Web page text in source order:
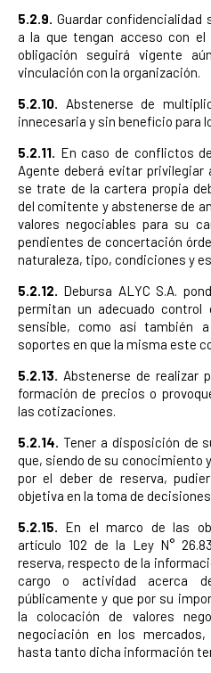
5.2.9. Guardar confidencialidad
a la que tengan acceso con
obligación seguirá vigente
vinculación con la organización.
5.2.10. Abstenerse de
innecesaria y sin beneficio para
5.2.11. En caso de conflictos
Agente deberá evitar privilegiar
se trate de la cartera propia
del comitente y abstenerse de
valores negociables para su
pendientes de concertación
naturaleza, tipo, condiciones y
5.2.12. Debursa ALYC S.A.
permitan un adecuado
sensible, como así también
soportes en que la misma este
5.2.13. Abstenerse de realizar
formación de precios o
las cotizaciones.
5.2.14. Tener a disposición de
que, siendo de su conocimiento
por el deber de reserva,
objetiva en la toma de
5.2.15. En el marco de las
artículo 102 de la Ley N°
reserva, respecto de la
cargo o actividad acerca
públicamente y que por su
la colocación de valores
negociación en los
hasta tanto dicha información